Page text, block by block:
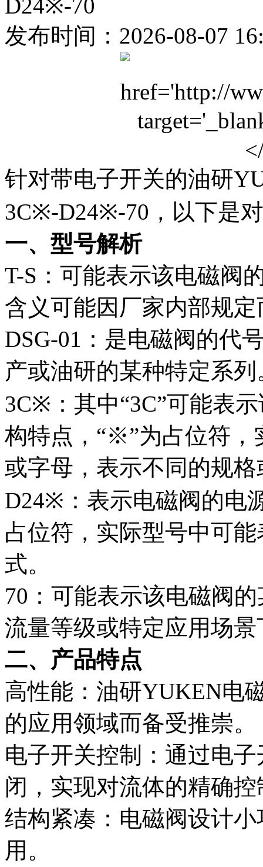
D24※-70
发布时间：2026-08-07
针对带电子开关的油研
3C※-D24※-70，以下是
一、型号解析
T-S：可能表示该电磁阀
含义可能因厂家内部规定
DSG-01：是电磁阀的代
产或油研的某种特定系列
3C※：其中“3C”可能表
构特点，“※”为占位符，
或字母，表示不同的规
D24※：表示电磁阀的电
占位符，实际型号中可
式。
70：可能表示该电磁阀
流量等级或特定应用场
二、产品特点
高性能：油研YUKEN电
的应用领域而备受推崇。
电子开关控制：通过电
闭，实现对流体的精确控
结构紧凑：电磁阀设计
用。